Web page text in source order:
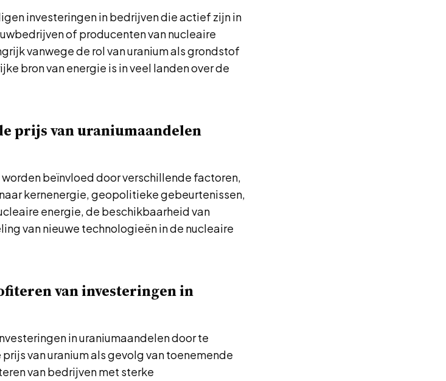
investeringen in bedrijven die actief zijn in
of producenten van nucleaire
vanwege de rol van uranium als grondstof
bron van energie is in veel landen over de
prijs van uraniumaandelen
beïnvloed door verschillende factoren,
kernenergie, geopolitieke gebeurtenissen,
energie, de beschikbaarheid van
van nieuwe technologieën in de nucleaire
van investeringen in
in uraniumaandelen door te
van uranium als gevolg van toenemende
van bedrijven met sterke